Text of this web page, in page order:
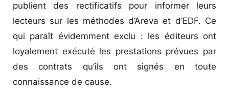
publient des rectificatifs pour informer leurs
lecteurs sur les méthodes d’Areva et d’EDF. Ce
qui paraît évidemment exclu : les éditeurs ont
loyalement exécuté les prestations prévues par
des contrats qu’ils ont signés en toute
connaissance de cause.